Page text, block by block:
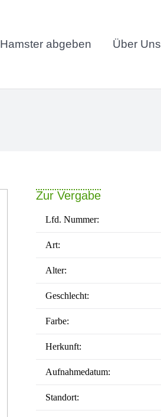
Hamster abgeben Über Uns
Zur Vergabe
Lfd. Nummer:
Art:
Alter:
Geschlecht:
Farbe:
Herkunft:
Aufnahmedatum:
Standort: